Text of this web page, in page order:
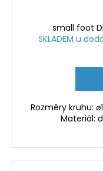
small foot
SKLADEM u
Rozměry kruhu:
Materiál: